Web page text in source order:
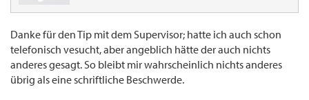
Danke für den Tip mit dem Supervisor; hatte ich auch schon
telefonisch vesucht, aber angeblich hätte der auch nichts
anderes gesagt. So bleibt mir wahrscheinlich nichts anderes
übrig als eine schriftliche Beschwerde.